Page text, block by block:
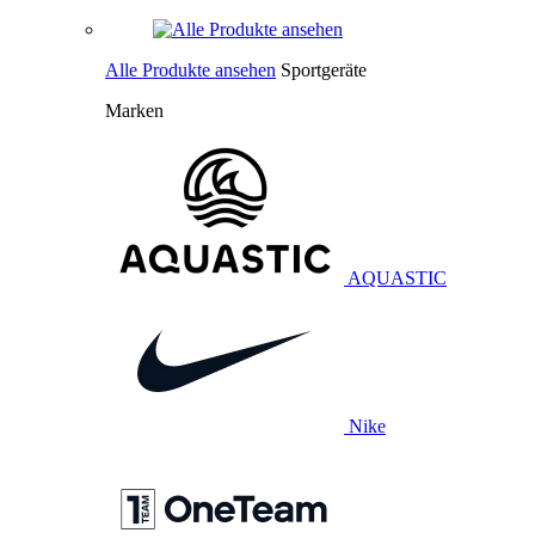
Alle Produkte ansehen Sportgeräte
Marken
AQUASTIC
Nike